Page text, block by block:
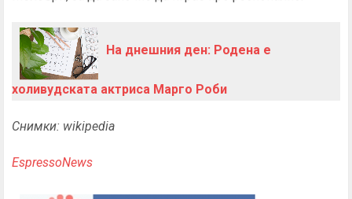
На днешния ден: Родена е
холивудската актриса Марго Роби
Снимки: wikipedia
EspressoNews